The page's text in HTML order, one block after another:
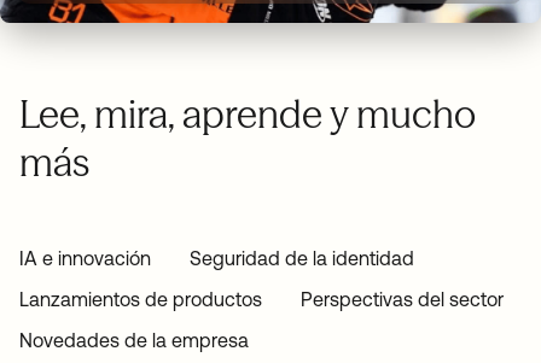
Lee, mira, aprende y mucho
más
IA e innovación
Seguridad de la identidad
Lanzamientos de productos
Perspectivas del sector
Novedades de la empresa